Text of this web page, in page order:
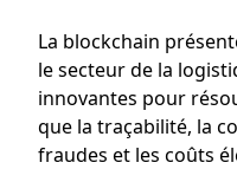
La blockchain
le secteur de la
innovantes pour
que la traçabilité, la
fraudes et les coûts